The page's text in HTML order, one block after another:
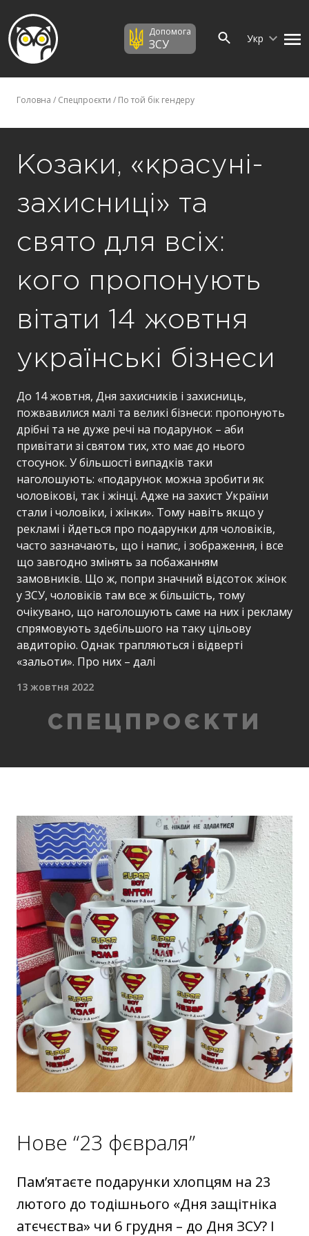
Допомога
ЗСУ Укр
Головна / Спецпроєкти / По той бік гендеру
Козаки, «красуні-
захисниці» та
свято для всіх:
кого пропонують
вітати 14 жовтня
українські бізнеси
До 14 жовтня, Дня захисників і захисниць,
пожвавилися малі та великі бізнеси: пропонують
дрібні та не дуже речі на подарунок – аби
привітати зі святом тих, хто має до нього
стосунок. У більшості випадків таки
наголошують: «подарунок можна зробити як
чоловікові, так і жінці. Адже на захист України
стали і чоловіки, і жінки». Тому навіть якщо у
рекламі і йдеться про подарунки для чоловіків,
часто зазначають, що і напис, і зображення, і все
що завгодно змінять за побажанням
замовників. Що ж, попри значний відсоток жінок
у ЗСУ, чоловіків там все ж більшість, тому
очікувано, що наголошують саме на них і рекламу
спрямовують здебільшого на таку цільову
авдиторію. Однак трапляються і відверті
«зальоти». Про них – далі
13 жовтня 2022
СПЕЦПРОЄКТИ
Нове “23 фєвраля”
Пам’ятаєте подарунки хлопцям на 23
лютого до тодішнього «Дня защітніка
атєчєства» чи 6 грудня – до Дня ЗСУ? І